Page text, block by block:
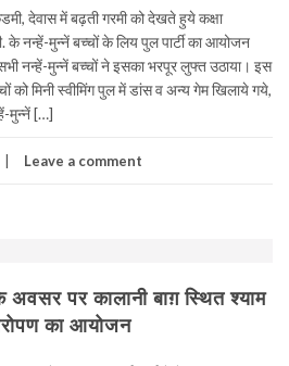
देवास में बढ़ती गरमी को देखते हुये कक्षा
नन्हें-मुन्नें बच्चों के लिय पुल पार्टी का आयोजन
नन्हें-मुन्नें बच्चों ने इसका भरपूर लुफ्त उठाया। इस
को मिनी स्वीमिंग पुल में डांस व अन्य गेम खिलाये गये,
मुन्नें […]
Leave a comment
अवसर पर कालानी बाग़ स्थित श्याम
का आयोजन